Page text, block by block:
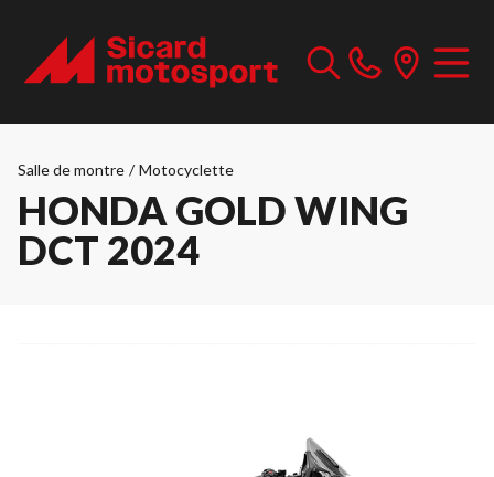
Salle de montre / Motocyclette
HONDA GOLD WING
DCT 2024